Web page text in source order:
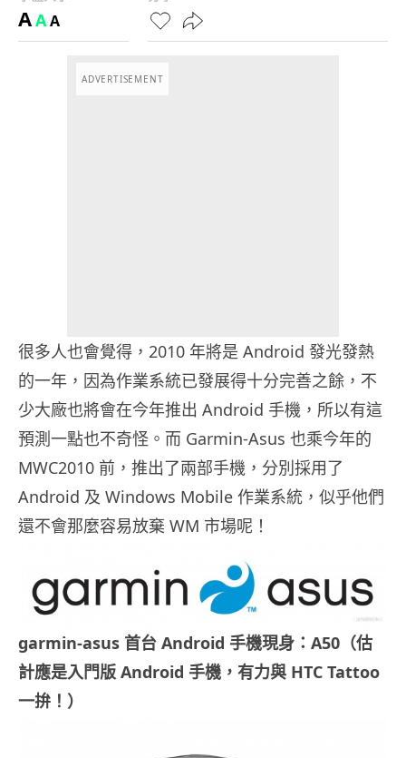
AAA
ADVERTISEMENT
很多人也會覺得，2010 年將是 Android 發光發熱
的一年，因為作業系統已發展得十分完善之餘，不
少大廠也將會在今年推出 Android 手機，所以有這
預測一點也不奇怪。而 Garmin-Asus 也乘今年的
MWC2010 前，推出了兩部手機，分別採用了
Android 及 Windows Mobile 作業系統，似乎他們
還不會那麼容易放棄 WM 市場呢！
garmin-asus 首台 Android 手機現身：A50（估
計應是入門版 Android 手機，有力與 HTC Tattoo
一拚！）